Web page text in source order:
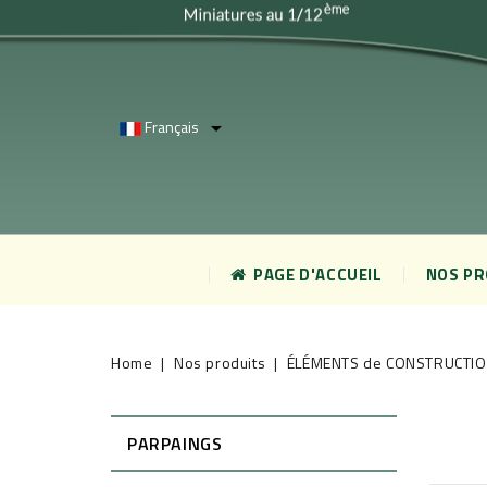
Français 
PAGE D'ACCUEIL NOS
Home Nos produits ÉLÉMENTS de
PARPAINGS